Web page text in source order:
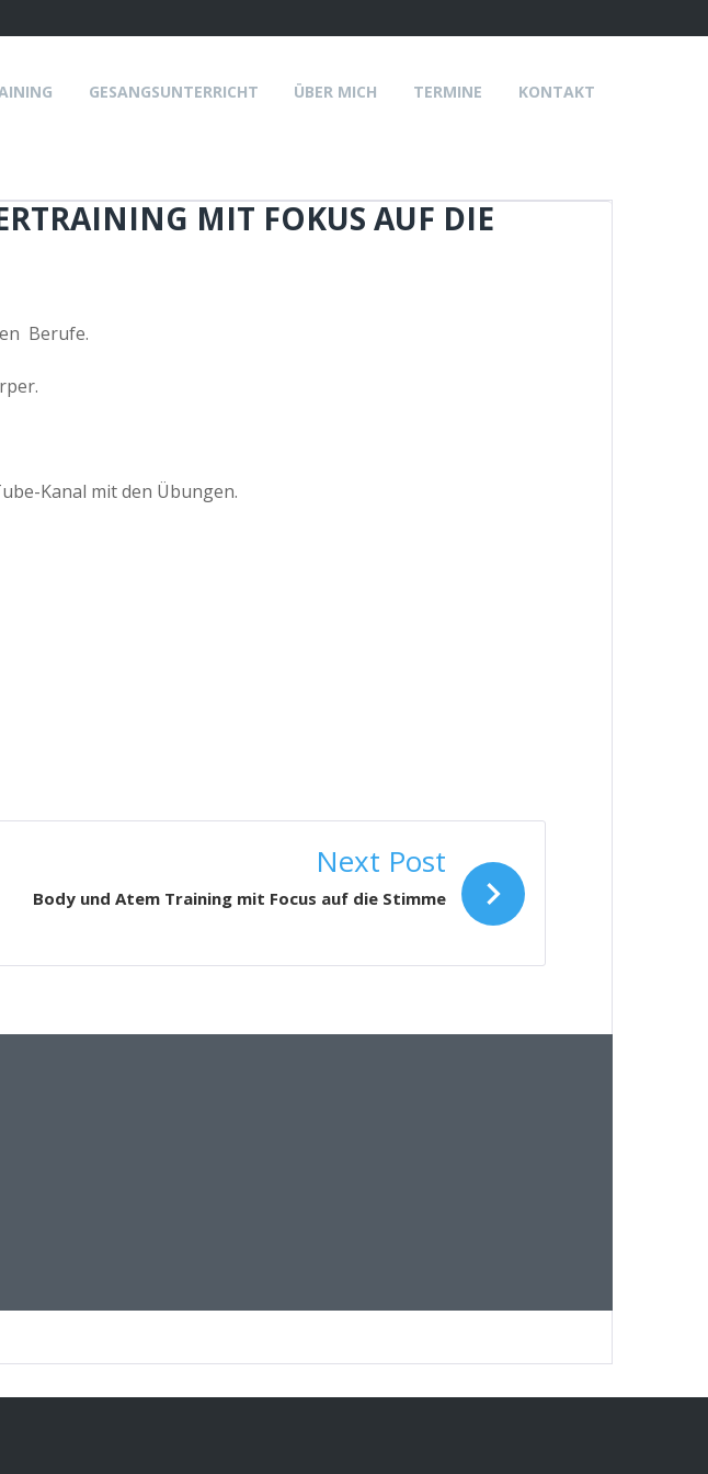
GESANGSUNTERRICHT ÜBER MICH TERMINE KONTAKT
MIT FOKUS AUF DIE
Berufe.
Kanal mit den Übungen.
Next Post
Body und Atem Training mit Focus auf die Stimme